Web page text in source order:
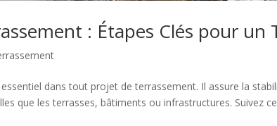
: Étapes Clés pour un
dans tout projet de terrassement. Il assure la
que les terrasses, bâtiments ou infrastructures. Suivez